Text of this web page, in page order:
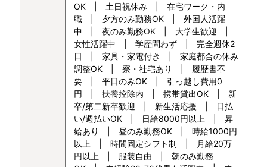
OK | 土日祝休み | 在宅ワーク・内
職 | 夕方のみ勤務OK | 外国人活躍
中 | 夜のみ勤務OK | 大学生歓迎 |
女性活躍中 | 学歴問わず | 完全週休2
日 | 家具・家電付き | 家庭都合の休み
調整OK | 寮・社宅あり | 履歴書不
要 | 平日のみOK | 引っ越し費用0
円 | 扶養控除内 | 携帯貸出OK | 新
卒/第二新卒歓迎 | 新生活応援 | 日払
い/週払いOK | 日給8000円以上 | 昇
給あり | 昼のみ勤務OK | 時給1000円
以上 | 時間固定シフト制 | 月給20万
円以上 | 服装自由 | 朝のみ勤務